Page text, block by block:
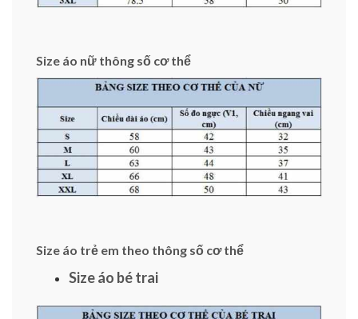
Size áo nữ thông số cơ thể
Size áo trẻ em theo thông số cơ thể
Size áo bé trai